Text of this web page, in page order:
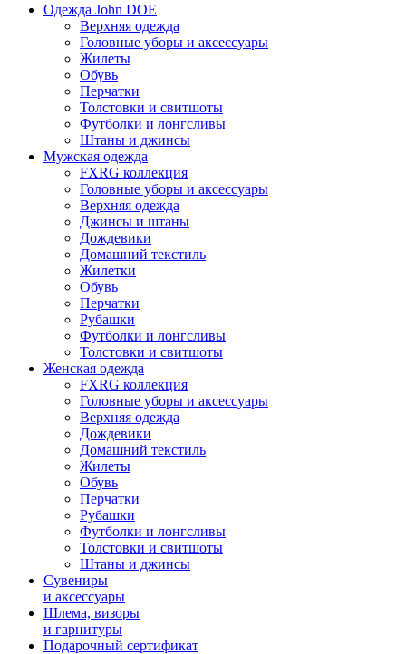
Одежда John DOE
Верхняя одежда
Головные уборы и аксессуары
Жилеты
Обувь
Перчатки
Толстовки и свитшоты
Футболки и лонгсливы
Штаны и джинсы
Мужская одежда
FXRG коллекция
Головные уборы и аксессуары
Верхняя одежда
Джинсы и штаны
Дождевики
Домашний текстиль
Жилетки
Обувь
Перчатки
Рубашки
Футболки и лонгсливы
Толстовки и свитшоты
Женская одежда
FXRG коллекция
Головные уборы и аксессуары
Верхняя одежда
Дождевики
Домашний текстиль
Жилеты
Обувь
Перчатки
Рубашки
Футболки и лонгсливы
Толстовки и свитшоты
Штаны и джинсы
Сувениры
и аксессуары
Шлема, визоры
и гарнитуры
Подарочный сертификат